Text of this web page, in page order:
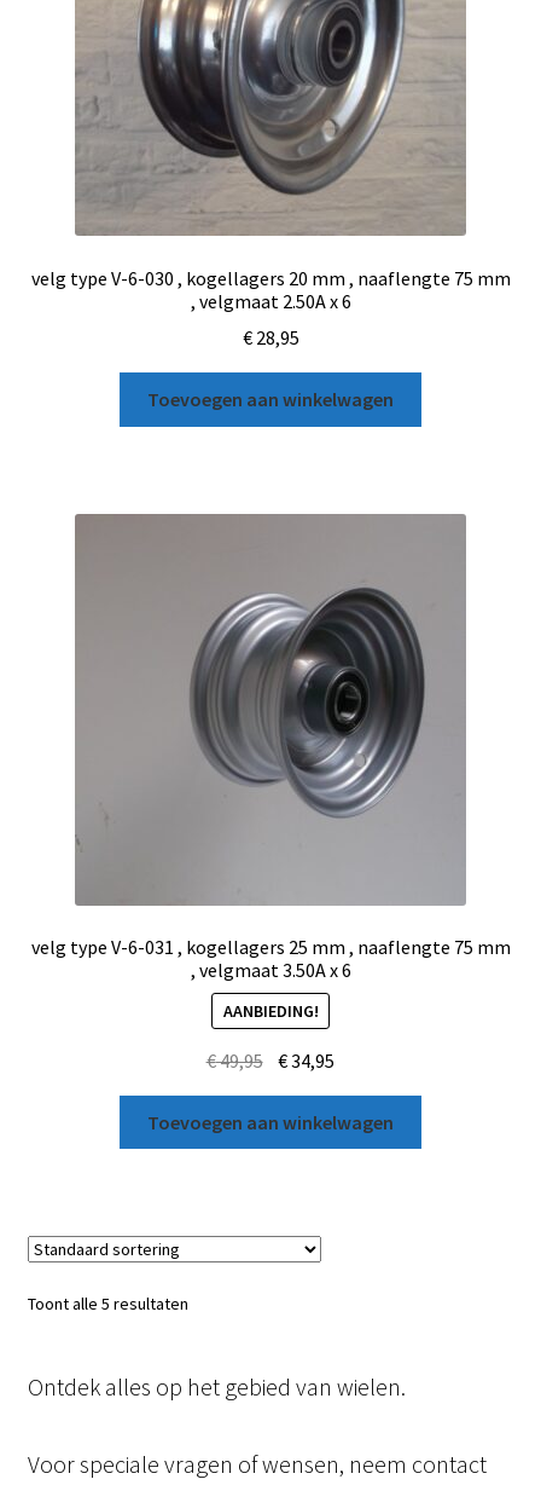
velg type V-6-030 , kogellagers 20 mm , naaflengte 75 mm
, velgmaat 2.50A x 6
€28,95
Toevoegen aan winkelwagen
velg type V-6-031 , kogellagers 25 mm , naaflengte 75 mm
, velgmaat 3.50A x 6
AANBIEDING!
€49,95 €34,95
Toevoegen aan winkelwagen
Toont alle 5 resultaten
Ontdek alles op het gebied van wielen.
Voor speciale vragen of wensen, neem contact